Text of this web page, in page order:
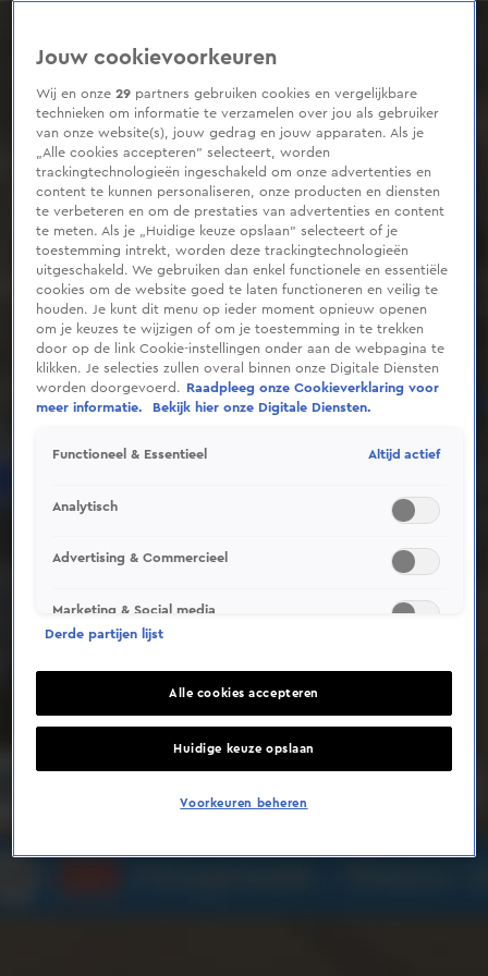
seconds
Deze video is niet beschikbaar op je huidige locatie
Jouw cookievoorkeuren
Wij en onze29 partners gebruiken cookies en vergelijkbare
technieken om informatie te verzamelen over jou als gebruiker
van onze website(s), jouw gedrag en jouw apparaten. Als je
„Alle cookies accepteren” selecteert, worden
trackingtechnologieën ingeschakeld om onze advertenties en
content te kunnen personaliseren, onze producten en diensten
te verbeteren en om de prestaties van advertenties en content
te meten. Als je „Huidige keuze opslaan” selecteert of je
toestemming intrekt, worden deze trackingtechnologieën
uitgeschakeld. We gebruiken dan enkel functionele en essentiële
cookies om de website goed te laten functioneren en veilig te
houden. Je kunt dit menu op ieder moment opnieuw openen
om je keuzes te wijzigen of om je toestemming in te trekken
door op de link Cookie-instellingen onder aan de webpagina te
klikken. Je selecties zullen overal binnen onze Digitale Diensten
worden doorgevoerd.
Raadpleeg onze Cookieverklaring voor
meer informatie.
Bekijk hier onze Digitale Diensten.
Functioneel & Essentieel Altijd actief
Analytisch
Advertising & Commercieel
Marketing & Social media
Derde partijen lijst
Alle cookies accepteren
Huidige keuze opslaan
Voorkeuren beheren